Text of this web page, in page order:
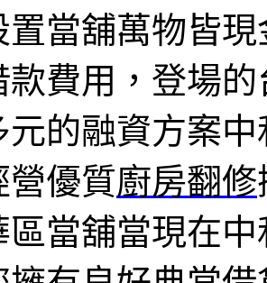
置當舖萬物皆現
款費用，登場
元的融資方案
營優質廚房翻修
區當舖當現在